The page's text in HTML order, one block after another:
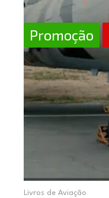
Promoção
Livros de Aviação